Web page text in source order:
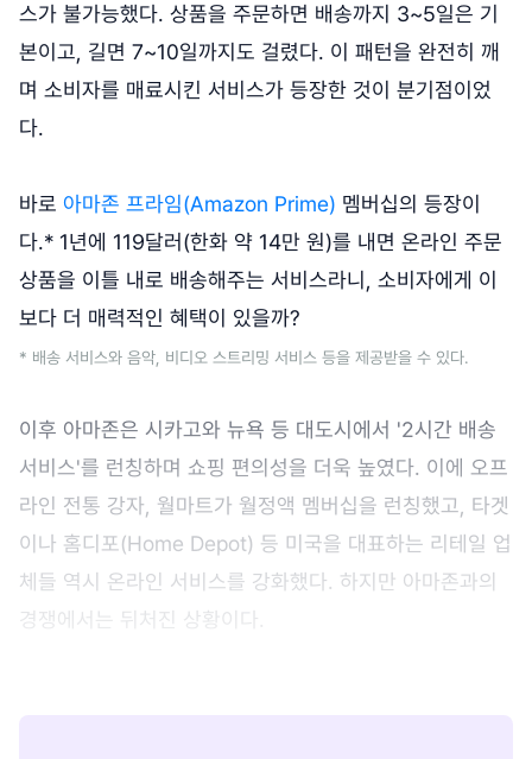
스가 불가능했다. 상품을 주문하면 배송까지 3~5일은 기
본이고, 길면 7~10일까지도 걸렸다. 이 패턴을 완전히 깨
며 소비자를 매료시킨 서비스가 등장한 것이 분기점이었
다.
바로 아마존 프라임(Amazon Prime) 멤버십의 등장이
다.* 1년에 119달러(한화 약 14만 원)를 내면 온라인 주문
상품을 이틀 내로 배송해주는 서비스라니, 소비자에게 이
보다 더 매력적인 혜택이 있을까?
* 배송 서비스와 음악, 비디오 스트리밍 서비스 등을 제공받을 수 있다.
이후 아마존은 시카고와 뉴욕 등 대도시에서 '2시간 배송
서비스'를 런칭하며 쇼핑 편의성을 더욱 높였다. 이에 오프
라인 전통 강자, 월마트가 월정액 멤버십을 런칭했고, 타겟
이나 홈디포(Home Depot) 등 미국을 대표하는 리테일 업
체들 역시 온라인 서비스를 강화했다. 하지만 아마존과의
경쟁에서는 뒤처진 상황이다.